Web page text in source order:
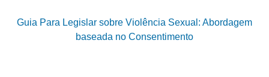
Guia Para Legislar sobre Violência Sexual: Abordagem
baseada no Consentimento